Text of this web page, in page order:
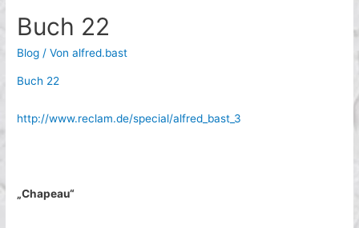
Buch 22
Blog / Vonalfred.bast
Buch 22
http://www.reclam.de/special/alfred_bast_3
„Chapeau“